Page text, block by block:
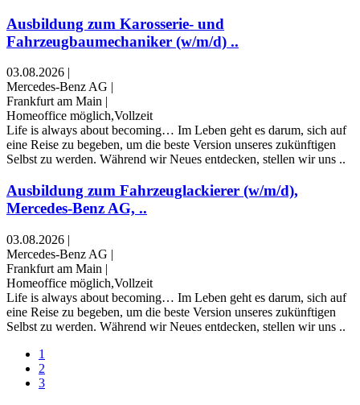
Ausbildung zum Karosserie- und
Fahrzeugbaumechaniker (w/m/d) ..
03.08.2026 |
Mercedes-Benz AG |
Frankfurt am Main |
Homeoffice möglich,Vollzeit
Life is always about becoming… Im Leben geht es darum, sich auf
eine Reise zu begeben, um die beste Version unseres zukünftigen
Selbst zu werden. Während wir Neues entdecken, stellen wir uns ..
Ausbildung zum Fahrzeuglackierer (w/m/d),
Mercedes-Benz AG, ..
03.08.2026 |
Mercedes-Benz AG |
Frankfurt am Main |
Homeoffice möglich,Vollzeit
Life is always about becoming… Im Leben geht es darum, sich auf
eine Reise zu begeben, um die beste Version unseres zukünftigen
Selbst zu werden. Während wir Neues entdecken, stellen wir uns ..
1
2
3